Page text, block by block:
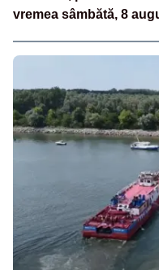
vremea sâmbătă, 8